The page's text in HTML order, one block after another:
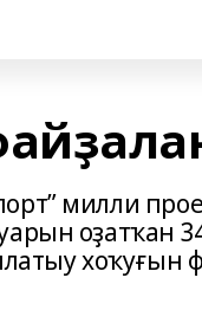
милли
оҙатҡан
хоҡуғын